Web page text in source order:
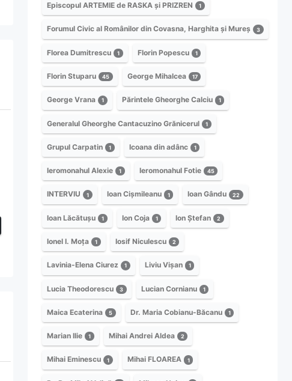
Episcopul ARTEMIE de RASKA și PRIZREN 1
Forumul Civic al Românilor din Covasna, Harghita și Mureș 3
Florea Dumitrescu 1 Florin Popescu 1
Florin Stuparu 45 George Mihalcea 17
George Vrana 1 Părintele Gheorghe Calciu 1
Generalul Gheorghe Cantacuzino Grănicerul 1
Grupul Carpatin 1 Icoana din adânc 1
Ieromonahul Alexie 1 Ieromonahul Fotie 45
INTERVIU 1 Ioan Cișmileanu 1 Ioan Gându 22
Ioan Lăcătușu 1 Ion Coja 1 Ion Ștefan 2
Ionel I. Moța 1 Iosif Niculescu 2
Lavinia-Elena Ciurez 1 Liviu Vișan 1
Lucia Theodorescu 3 Lucian Cornianu 1
Maica Ecaterina 5 Dr. Maria Cobianu-Băcanu 1
Marian Ilie 1 Mihai Andrei Aldea 2
Mihai Eminescu 1 Mihai FLOAREA 1